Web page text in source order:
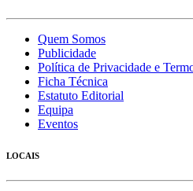
Quem Somos
Publicidade
Política de Privacidade e
Ficha Técnica
Estatuto Editorial
Equipa
Eventos
LOCAIS